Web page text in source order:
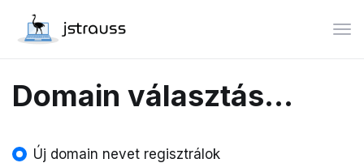
Domain választás...
Új domain nevet regisztrálok